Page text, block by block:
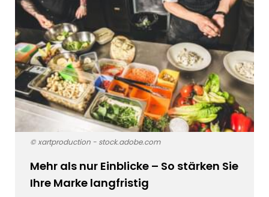
Mehr als nur Einblicke – So stärken Sie
Ihre Marke langfristig
© xartproduction - stock.adobe.com